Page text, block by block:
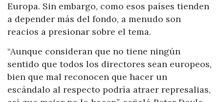
Europa. Sin embargo, como esos países tienden
a depender más del fondo, a menudo son
reacios a presionar sobre el tema.
“Aunque consideran que no tiene ningún
sentido que todos los directores sean europeos,
bien que mal reconocen que hacer un
escándalo al respecto podría atraer represalias,